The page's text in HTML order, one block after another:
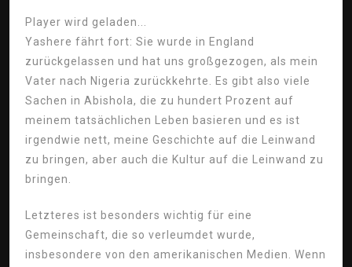
Player wird geladen...
Yashere fährt fort: Sie wurde in England
zurückgelassen und hat uns großgezogen, als mein
Vater nach Nigeria zurückkehrte. Es gibt also viele
Sachen in Abishola, die zu hundert Prozent auf
meinem tatsächlichen Leben basieren und es ist
irgendwie nett, meine Geschichte auf die Leinwand
zu bringen, aber auch die Kultur auf die Leinwand zu
bringen.
Letzteres ist besonders wichtig für eine
Gemeinschaft, die so verleumdet wurde,
insbesondere von den amerikanischen Medien. Wenn